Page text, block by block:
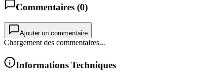
Commentaires (0)
Ajouter un commentaire
Chargement des commentaires...
Informations Techniques